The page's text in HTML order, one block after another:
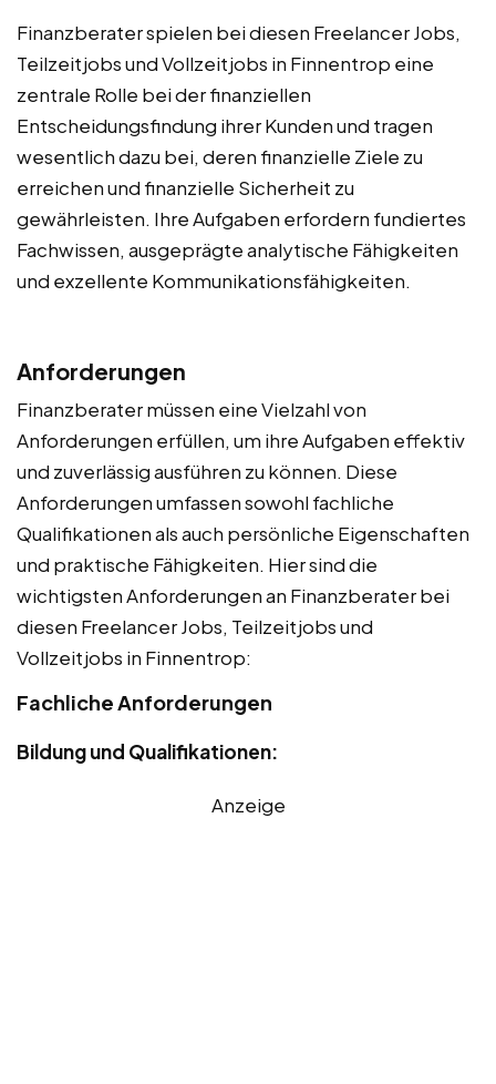
Finanzberater spielen bei diesen Freelancer Jobs,
Teilzeitjobs und Vollzeitjobs in Finnentrop eine
zentrale Rolle bei der finanziellen
Entscheidungsfindung ihrer Kunden und tragen
wesentlich dazu bei, deren finanzielle Ziele zu
erreichen und finanzielle Sicherheit zu
gewährleisten. Ihre Aufgaben erfordern fundiertes
Fachwissen, ausgeprägte analytische Fähigkeiten
und exzellente Kommunikationsfähigkeiten.
Anforderungen
Finanzberater müssen eine Vielzahl von
Anforderungen erfüllen, um ihre Aufgaben effektiv
und zuverlässig ausführen zu können. Diese
Anforderungen umfassen sowohl fachliche
Qualifikationen als auch persönliche Eigenschaften
und praktische Fähigkeiten. Hier sind die
wichtigsten Anforderungen an Finanzberater bei
diesen Freelancer Jobs, Teilzeitjobs und
Vollzeitjobs in Finnentrop:
Fachliche Anforderungen
Bildung und Qualifikationen:
Anzeige